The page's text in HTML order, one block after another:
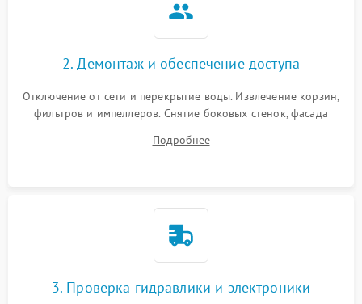
2. Демонтаж и обеспечение доступа
Отключение от сети и перекрытие воды. Извлечение корзин,
фильтров и импеллеров. Снятие боковых стенок, фасада
циркуляционному насосу, ТЭНу и сливной помпе.
Подробнее
3. Проверка гидравлики и электроники